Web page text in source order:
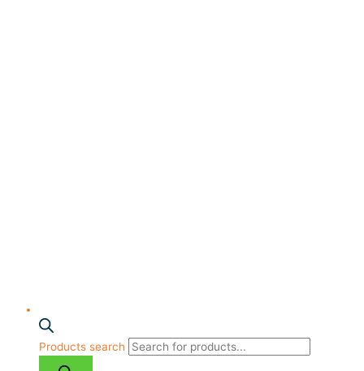
Products search